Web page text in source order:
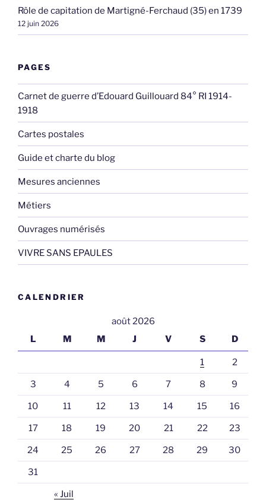
Rôle de capitation de Martigné-Ferchaud (35) en 1739
12 juin 2026
PAGES
Carnet de guerre d’Edouard Guillouard 84° RI 1914-
1918
Cartes postales
Guide et charte du blog
Mesures anciennes
Métiers
Ouvrages numérisés
VIVRE SANS EPAULES
CALENDRIER
août 2026
L
M M J V S D
1 2
3 4 5 6 7 8 9
10 11 12 13 14 15 16
17 18 19 20 21 22 23
24 25 26 27 28 29 30
31
« Juil